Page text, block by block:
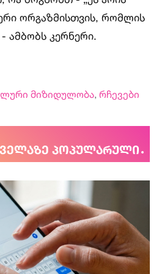
ორგაზმისთვის, რომლის
ამბობს კერნერი.
მიზიდულობა, რჩევები
პოპულარული